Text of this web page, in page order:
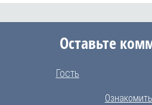
Оставьте
Гость